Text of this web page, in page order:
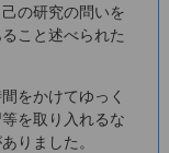
の研究の問いを
こと述べられた
をかけてゆっく
を取り入れるな
りました。